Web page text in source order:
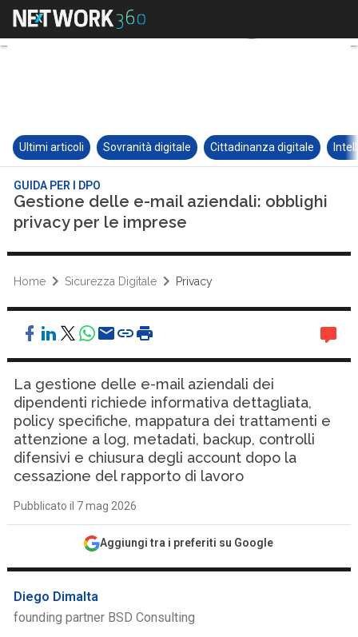
Ultimi articoli Sovranità digitale Cittadinanza digitale
GUIDA PER I DPO
Gestione delle e-mail aziendali: obblighi
privacy per le imprese
Home Sicurezza Digitale Privacy
La gestione delle e-mail aziendali dei
dipendenti richiede informativa dettagliata,
policy specifiche, mappatura dei trattamenti e
attenzione a log, metadati, backup, controlli
difensivi e chiusura degli account dopo la
cessazione del rapporto di lavoro
Pubblicato il 7 mag 2026
Aggiungi tra i preferiti su Google
Diego Dimalta
founding partner BSD Consulting